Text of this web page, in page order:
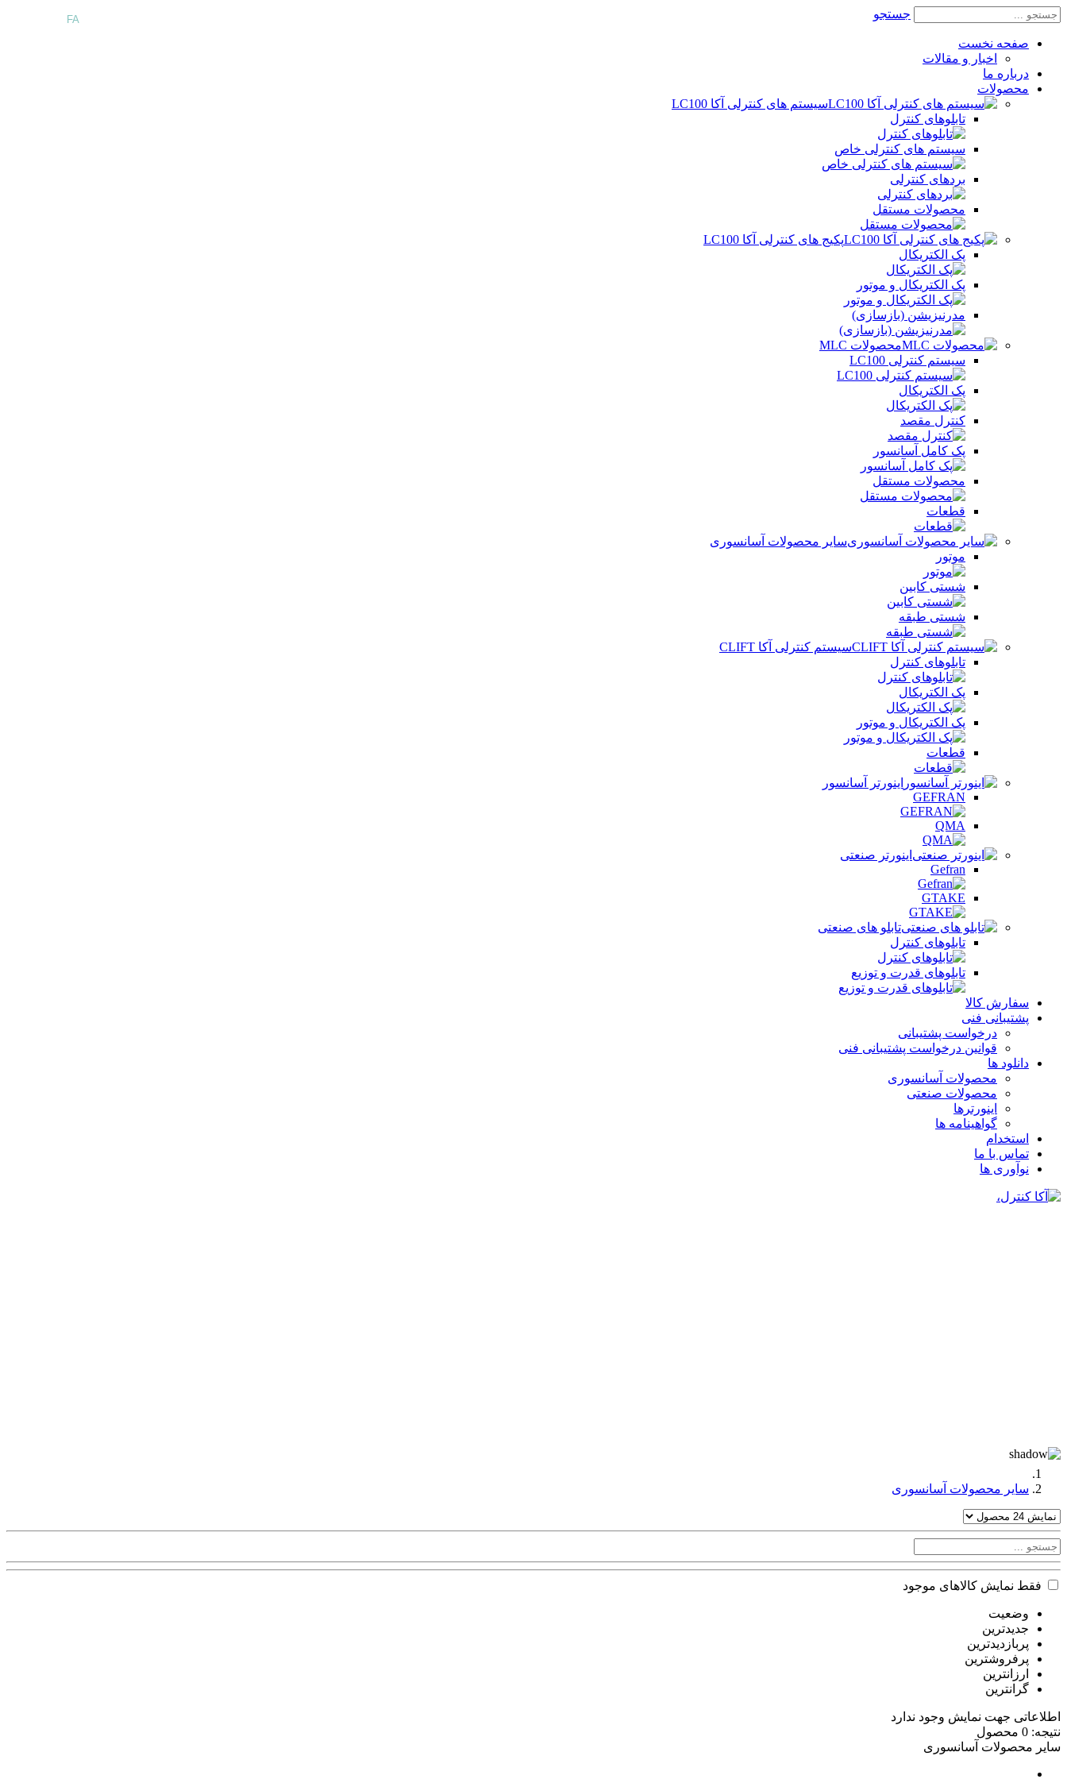
FA جستجو
صفحه نخست
اخبار و مقالات
درباره ما
محصولات
سیستم های کنترلی آکا LC100
تابلوهای کنترل
سیستم های کنترلی خاص
بردهای کنترلی
محصولات مستقل
پکیج های کنترلی آکا LC100
پک الکتریکال
پک الکتریکال و موتور
مدرنیزیشن (بازسازی)
محصولات MLC
سیستم کنترلی LC100
پک الکتریکال
کنترل مقصد
پک کامل آسانسور
محصولات مستقل
قطعات
سایر محصولات آسانسوری
موتور
شستی کابین
شستی طبقه
سیستم کنترلی آکا CLIFT
تابلوهای کنترل
پک الکتریکال
پک الکتریکال و موتور
قطعات
اینورتر آسانسور
GEFRAN
QMA
اینورتر صنعتی
Gefran
GTAKE
تابلو های صنعتی
تابلوهای کنترل
تابلوهای قدرت و توزیع
سفارش کالا
پشتیبانی فنی
درخواست پشتیبانی
قوانین درخواست پشتیبانی فنی
دانلود ها
محصولات آسانسوری
محصولات صنعتی
اینورترها
گواهینامه ها
استخدام
تماس با ما
نوآوری ها
سایر محصولات آسانسوری
فقط نمایش کالاهای موجود
وضعیت
جدیدترین
پربازدیدترین
پرفروشترین
ارزانترین
گرانترین
اطلاعاتی جهت نمایش وجود ندارد
نتیجه: 0 محصول
سایر محصولات آسانسوری